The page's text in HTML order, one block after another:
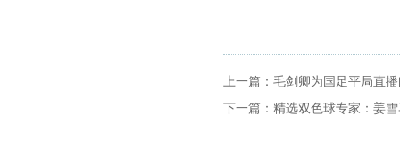
上一篇： 毛剑卿为国足平局直
下一篇： 精选双色球专家：姜